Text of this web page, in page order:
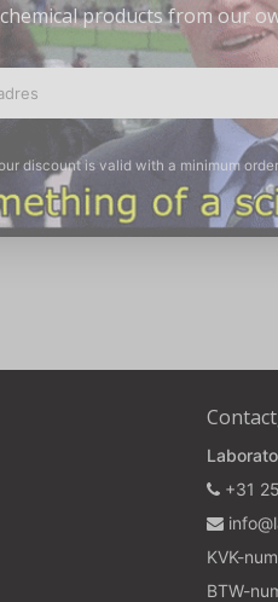
+31
KVK-
BTW-
chemical products from our
discount is valid with a minimum